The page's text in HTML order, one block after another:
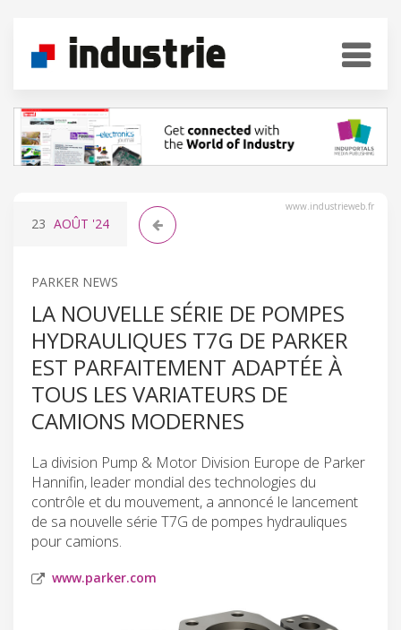
www.industrieweb.fr
23 AOÛT '24
PARKER NEWS
LA NOUVELLE SÉRIE DE POMPES
HYDRAULIQUES T7G DE PARKER
EST PARFAITEMENT ADAPTÉE À
TOUS LES VARIATEURS DE
CAMIONS MODERNES
La division Pump & Motor Division Europe de Parker
Hannifin, leader mondial des technologies du
contrôle et du mouvement, a annoncé le lancement
de sa nouvelle série T7G de pompes hydrauliques
pour camions.
www.parker.com